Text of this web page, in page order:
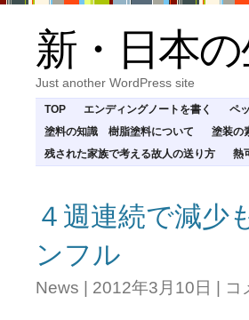
新・日本
Just another WordPress site
TOP エンディングノートを書く
ペ
塗料の知識 樹脂塗料について
塗装の
残された家族で考える故人の送り方
熱
４週連続で減少
ンフル
News | 2012年3月10日 | ４
コ